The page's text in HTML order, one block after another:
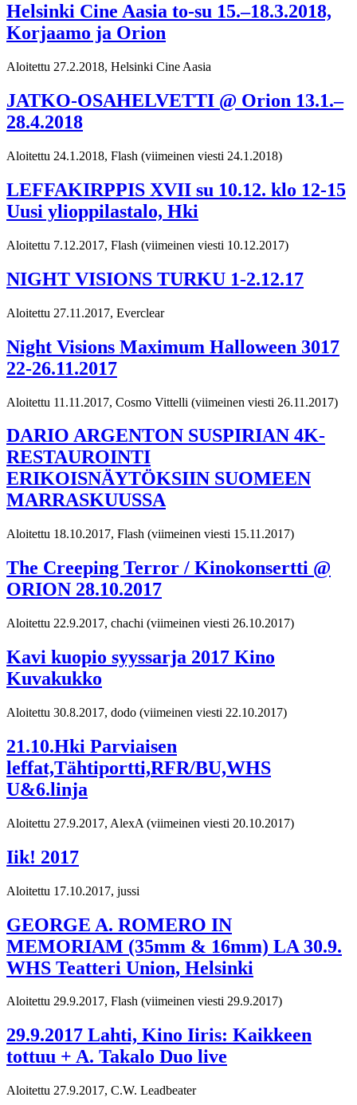
Helsinki Cine Aasia to-su 15.–18.3.2018,
Korjaamo ja Orion
Aloitettu 27.2.2018, Helsinki Cine Aasia
JATKO-OSAHELVETTI @ Orion 13.1.–
28.4.2018
Aloitettu 24.1.2018, Flash (viimeinen viesti 24.1.2018)
LEFFAKIRPPIS XVII su 10.12. klo 12-15
Uusi ylioppilastalo, Hki
Aloitettu 7.12.2017, Flash (viimeinen viesti 10.12.2017)
NIGHT VISIONS TURKU 1-2.12.17
Aloitettu 27.11.2017, Everclear
Night Visions Maximum Halloween 3017
22-26.11.2017
Aloitettu 11.11.2017, Cosmo Vittelli (viimeinen viesti 26.11.2017)
DARIO ARGENTON SUSPIRIAN 4K-
RESTAUROINTI
ERIKOISNÄYTÖKSIIN SUOMEEN
MARRASKUUSSA
Aloitettu 18.10.2017, Flash (viimeinen viesti 15.11.2017)
The Creeping Terror / Kinokonsertti @
ORION 28.10.2017
Aloitettu 22.9.2017, chachi (viimeinen viesti 26.10.2017)
Kavi kuopio syyssarja 2017 Kino
Kuvakukko
Aloitettu 30.8.2017, dodo (viimeinen viesti 22.10.2017)
21.10.Hki Parviaisen
leffat,Tähtiportti,RFR/BU,WHS
U&6.linja
Aloitettu 27.9.2017, AlexA (viimeinen viesti 20.10.2017)
Iik! 2017
Aloitettu 17.10.2017, jussi
GEORGE A. ROMERO IN
MEMORIAM (35mm & 16mm) LA 30.9.
WHS Teatteri Union, Helsinki
Aloitettu 29.9.2017, Flash (viimeinen viesti 29.9.2017)
29.9.2017 Lahti, Kino Iiris: Kaikkeen
tottuu + A. Takalo Duo live
Aloitettu 27.9.2017, C.W. Leadbeater